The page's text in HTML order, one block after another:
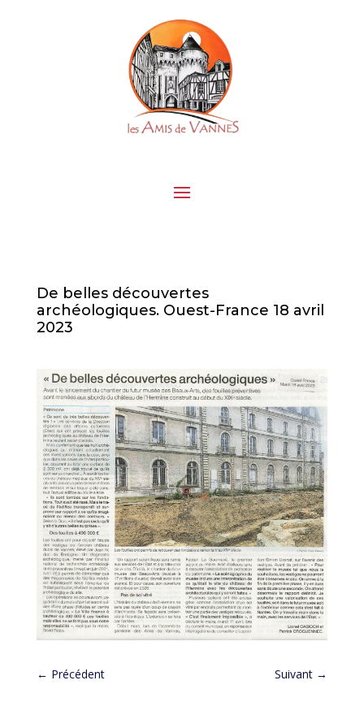
De belles découvertes
archéologiques. Ouest-France 18 avril
2023
← Précédent Suivant →